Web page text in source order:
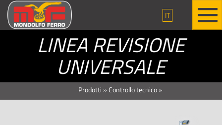
IT
LINEA REVISIONE
UNIVERSALE
Prodotti »Controllo tecnico»